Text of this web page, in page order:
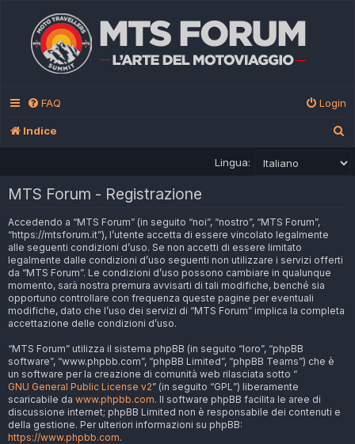
FAQ Login
Indice
Lingua:
MTS Forum - Registrazione
Accedendo a “MTS Forum” (in seguito “noi”, “nostro”, “MTS Forum”,
“https://mtsforum.it”), l’utente accetta di essere vincolato legalmente
alle seguenti condizioni d’uso. Se non accetti di essere limitato
legalmente dalle condizioni d’uso seguenti non utilizzare i servizi offerti
da “MTS Forum”. Le condizioni d’uso possono cambiare in qualunque
momento, sarà nostra premura avvisarti di tali modifiche, benché sia
opportuno controllare con frequenza queste pagine per eventuali
modifiche, dato che l’uso dei servizi di “MTS Forum” implica la completa
accettazione delle condizioni d’uso.
“MTS Forum” utilizza il sistema phpBB (in seguito “loro”, “phpBB
software”, “www.phpbb.com”, “phpBB Limited”, “phpBB Teams”) che è
un software per la creazione di comunità web rilasciata sotto “
GNU General Public License v2” (in seguito “GPL”) liberamente
scaricabile da www.phpbb.com. Il software phpBB facilita le aree di
discussione internet; phpBB Limited non è responsabile dei contenuti e
della gestione. Per ulteriori informazioni su phpBB:
https://www.phpbb.com.